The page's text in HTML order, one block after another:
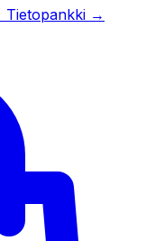
Tietopankki →